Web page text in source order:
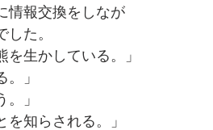
情報交換をしなが
た。
生かしている。」
」
」
知らされる。」